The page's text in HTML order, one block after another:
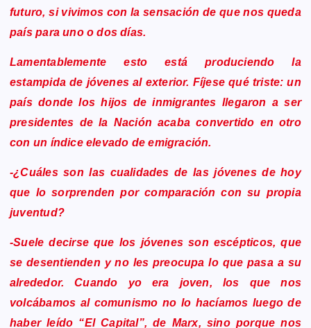
futuro, si vivimos con la sensación de que nos queda
país para uno o dos días.
Lamentablemente esto está produciendo la
estampida de jóvenes al exterior. Fíjese qué triste: un
país donde los hijos de inmigrantes llegaron a ser
presidentes de la Nación acaba convertido en otro
con un índice elevado de emigración.
-¿Cuáles son las cualidades de las jóvenes de hoy
que lo sorprenden por comparación con su propia
juventud?
-Suele decirse que los jóvenes son escépticos, que
se desentienden y no les preocupa lo que pasa a su
alrededor. Cuando yo era joven, los que nos
volcábamos al comunismo no lo hacíamos luego de
haber leído “El Capital”, de Marx, sino porque nos